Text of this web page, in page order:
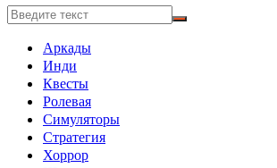
Аркады
Инди
Квесты
Ролевая
Симуляторы
Стратегия
Хоррор